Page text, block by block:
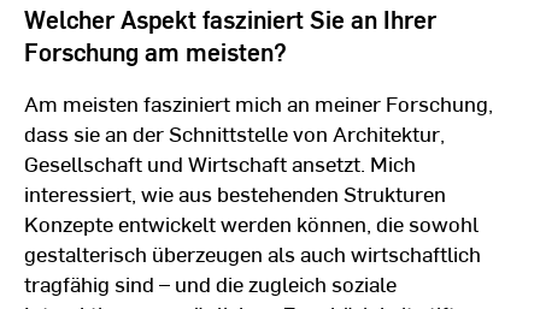
Welcher Aspekt fasziniert Sie an Ihrer
Forschung am meisten?
Am meisten fasziniert mich an meiner Forschung,
dass sie an der Schnittstelle von Architektur,
Gesellschaft und Wirtschaft ansetzt. Mich
interessiert, wie aus bestehenden Strukturen
Konzepte entwickelt werden können, die sowohl
gestalterisch überzeugen als auch wirtschaftlich
tragfähig sind – und die zugleich soziale